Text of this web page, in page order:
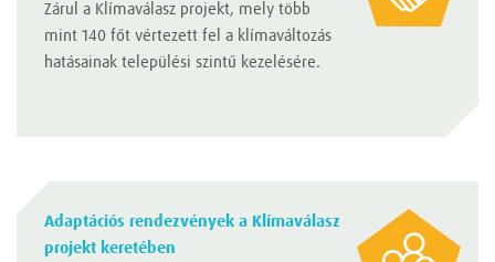
Zárul a Klímaválasz projekt, mely több
mint 140 főt vértezett fel a klímaváltozás
hatásainak települési szintű kezelésére.
Adaptációs rendezvények a Klímaválasz
projekt keretében